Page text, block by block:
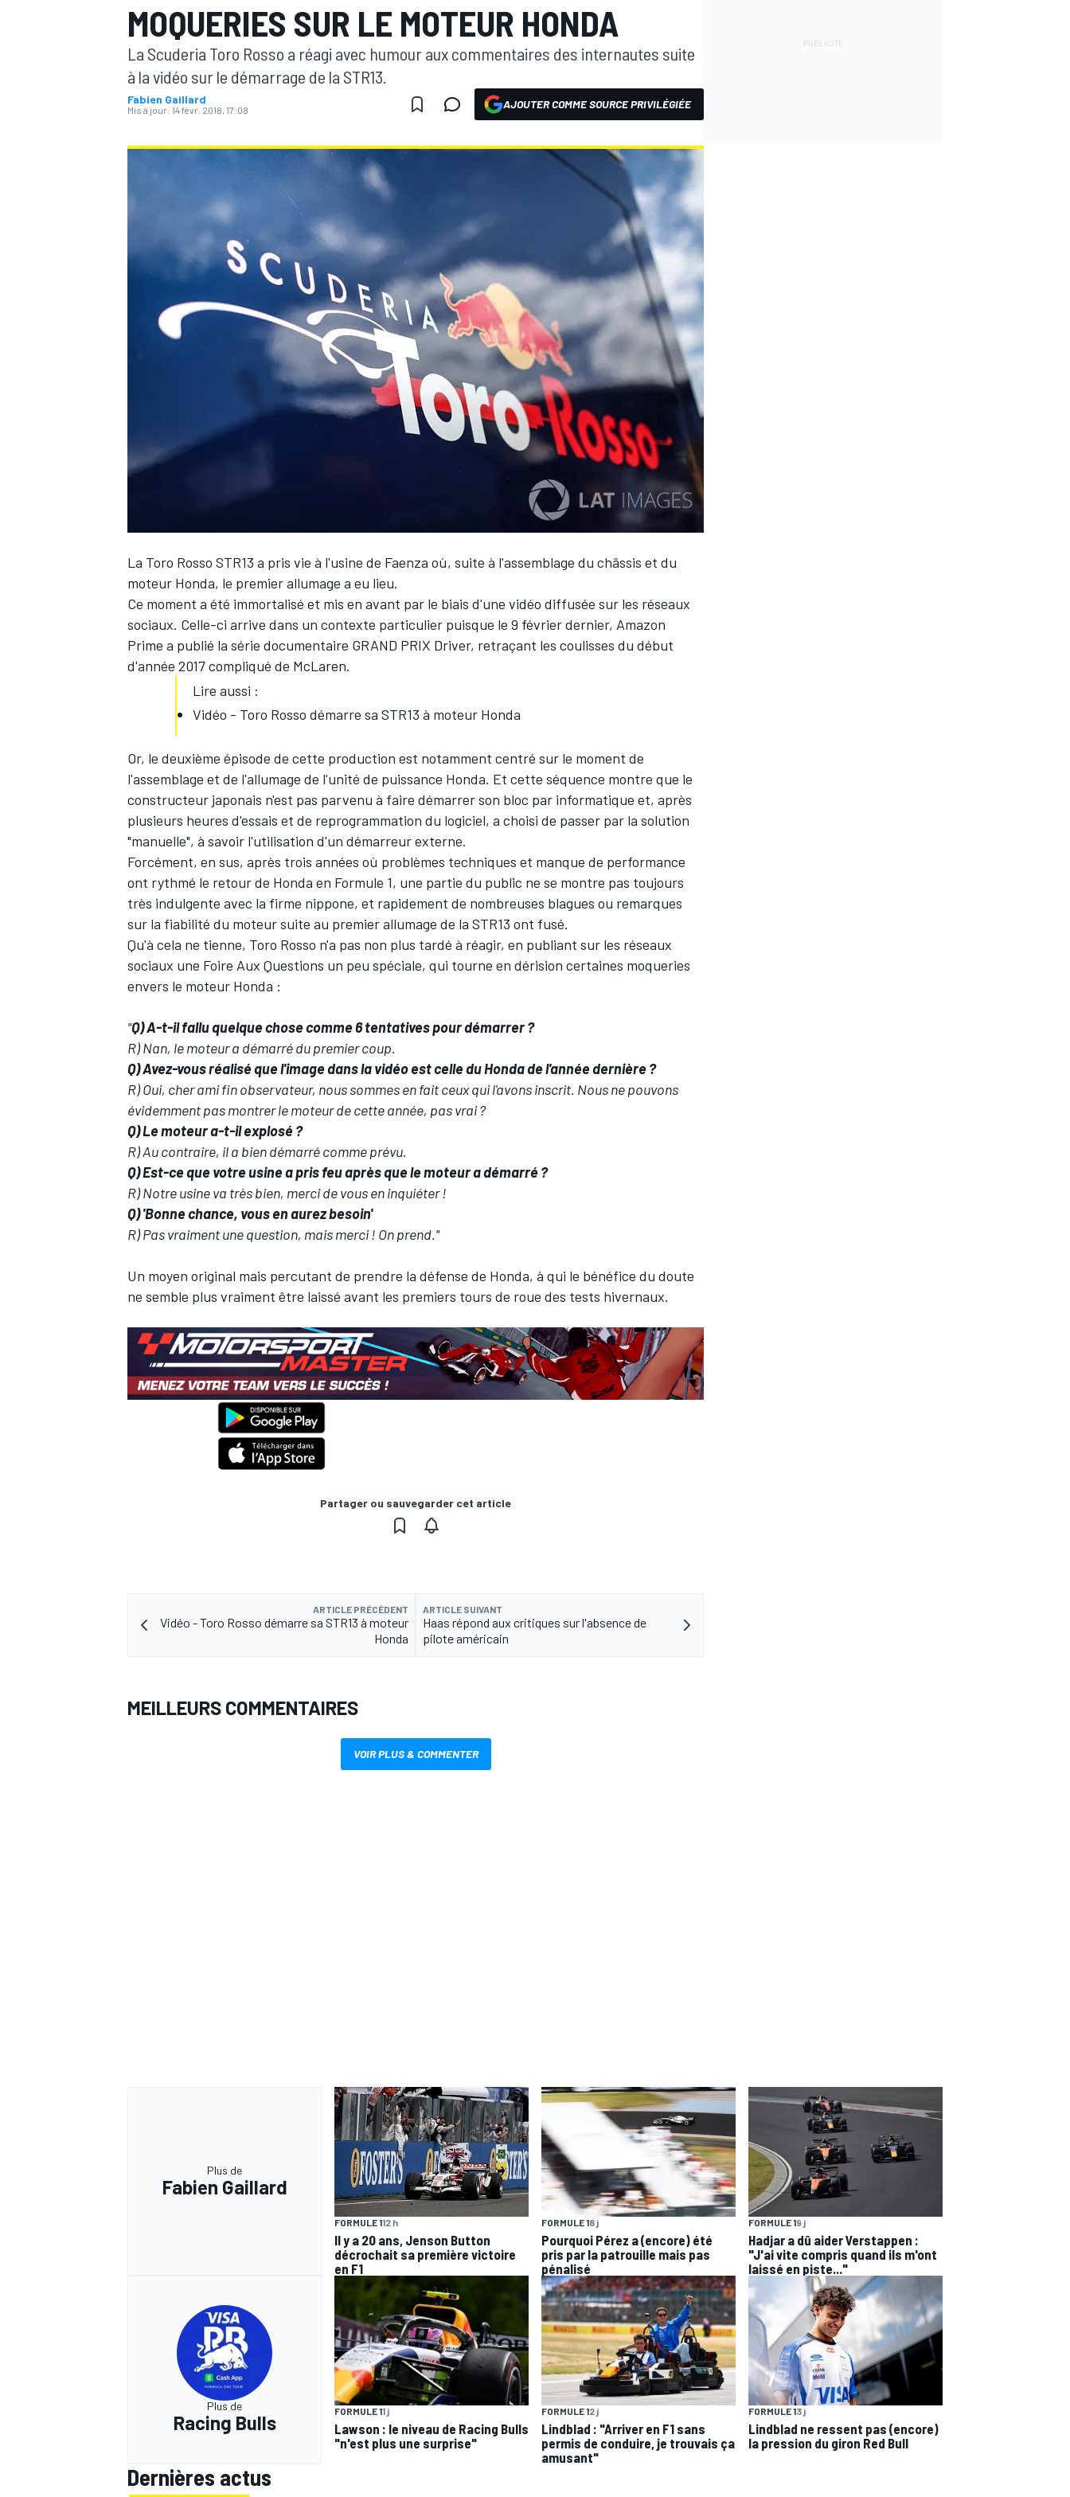
WEC
MOQUERIES SUR LE MOTEUR HONDA
La Scuderia Toro Rosso a réagi avec humour aux commentaires des internautes suite
à la vidéo sur le démarrage de la STR13.
Fabien Gaillard
Mis à jour: 14 févr. 2018, 17:08 AJOUTER COMME SOURCE PRIVILÉGIÉE
La Toro Rosso STR13 a pris vie à l'usine de Faenza où, suite à l'assemblage du châssis et du
moteur Honda, le premier allumage a eu lieu.
Ce moment a été immortalisé et mis en avant par le biais d'une vidéo diffusée sur les réseaux
sociaux. Celle-ci arrive dans un contexte particulier puisque le 9 février dernier, Amazon
Prime a publié la série documentaire GRAND PRIX Driver, retraçant les coulisses du début
d'année 2017 compliqué de McLaren.
Lire aussi :
Vidéo - Toro Rosso démarre sa STR13 à moteur Honda
Or, le deuxième épisode de cette production est notamment centré sur le moment de
l'assemblage et de l'allumage de l'unité de puissance Honda. Et cette séquence montre que le
constructeur japonais n'est pas parvenu à faire démarrer son bloc par informatique et, après
plusieurs heures d'essais et de reprogrammation du logiciel, a choisi de passer par la solution
"manuelle", à savoir l'utilisation d'un démarreur externe.
Forcément, en sus, après trois années où problèmes techniques et manque de performance
ont rythmé le retour de Honda en Formule 1, une partie du public ne se montre pas toujours
très indulgente avec la firme nippone, et rapidement de nombreuses blagues ou remarques
sur la fiabilité du moteur suite au premier allumage de la STR13 ont fusé.
Qu'à cela ne tienne, Toro Rosso n'a pas non plus tardé à réagir, en publiant sur les réseaux
sociaux une Foire Aux Questions un peu spéciale, qui tourne en dérision certaines moqueries
envers le moteur Honda :
"Q) A-t-il fallu quelque chose comme 6 tentatives pour démarrer ?
R) Nan, le moteur a démarré du premier coup.
Q) Avez-vous réalisé que l'image dans la vidéo est celle du Honda de l'année dernière ?
R) Oui, cher ami fin observateur, nous sommes en fait ceux qui l'avons inscrit. Nous ne pouvons
évidemment pas montrer le moteur de cette année, pas vrai ?
Q) Le moteur a-t-il explosé ?
R) Au contraire, il a bien démarré comme prévu.
Q) Est-ce que votre usine a pris feu après que le moteur a démarré ?
R) Notre usine va très bien, merci de vous en inquiéter !
Q) 'Bonne chance, vous en aurez besoin'
R) Pas vraiment une question, mais merci ! On prend."
Un moyen original mais percutant de prendre la défense de Honda, à qui le bénéfice du doute
ne semble plus vraiment être laissé avant les premiers tours de roue des tests hivernaux.
Partager ou sauvegarder cet article
ARTICLE PRÉCÉDENT
Vidéo - Toro Rosso démarre sa STR13 à moteur
Honda
ARTICLE SUIVANT
Haas répond aux critiques sur l'absence de
pilote américain
MEILLEURS COMMENTAIRES
VOIR PLUS & COMMENTER
Plus de
Fabien Gaillard
FORMULE 112 h
Il y a 20 ans, Jenson Button
décrochait sa première victoire
en F1
FORMULE 18 j
Pourquoi Pérez a (encore) été
pris par la patrouille mais pas
pénalisé
FORMULE 19 j
Hadjar a dû aider Verstappen :
"J'ai vite compris quand ils m'ont
laissé en piste..."
Plus de
Racing Bulls
FORMULE 11 j
Lawson : le niveau de Racing Bulls
"n'est plus une surprise"
FORMULE 12 j
Lindblad : "Arriver en F1 sans
permis de conduire, je trouvais ça
amusant"
FORMULE 13 j
Lindblad ne ressent pas (encore)
la pression du giron Red Bull
Dernières actus